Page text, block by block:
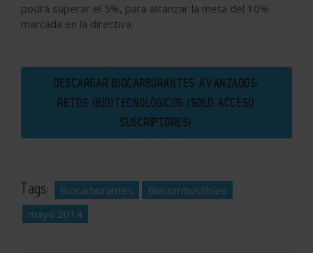
podrá superar el 5%, para alcanzar la meta del 10%
marcada en la directiva.
DESCARGAR BIOCARBURANTES AVANZADOS:
RETOS (BIO)TECNOLÓGICOS (SOLO ACCESO
SUSCRIPTORES)
Tags: Biocarburantes
Biocombustibles
mayo 2014